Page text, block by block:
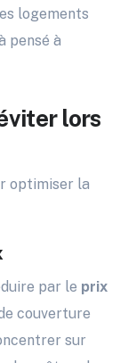
logements
pensé à
lors
optimiser la
par le prix
couverture
sur